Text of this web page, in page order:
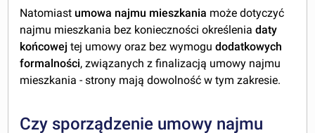
Natomiast umowa najmu mieszkania może dotyczyć
najmu mieszkania bez konieczności określeniadaty
końcowej tej umowy oraz bez wymogudodatkowych
formalności, związanych z finalizacją umowy najmu
mieszkania - strony mają dowolność w tym zakresie.
Czy sporządzenie umowy najmu